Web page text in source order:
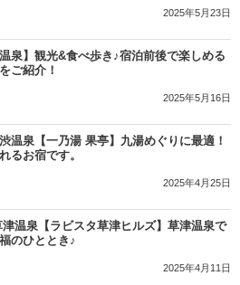
2025年5月23日
温泉】観光&食べ歩き♪宿泊前後で楽しめる
ご紹介！
2025年5月16日
温泉【一乃湯 果亭】九湯めぐりに最適！
るお宿です。
2025年4月25日
温泉【ラビスタ草津ヒルズ】草津温泉で
のひととき♪
2025年4月11日